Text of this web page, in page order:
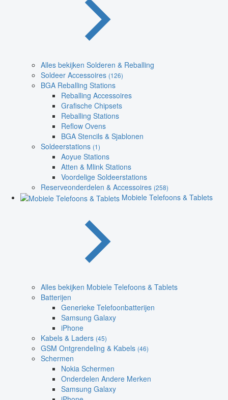
Alles bekijken Solderen & Reballing
Soldeer Accessoires (126)
BGA Reballing Stations
Reballing Accessoires
Grafische Chipsets
Reballing Stations
Reflow Ovens
BGA Stencils & Sjablonen
Soldeerstations (1)
Aoyue Stations
Atten & Mlink Stations
Voordelige Soldeerstations
Reserveonderdelen & Accessoires (258)
Mobiele Telefoons & Tablets
Alles bekijken Mobiele Telefoons & Tablets
Batterijen
Generieke Telefoonbatterijen
Samsung Galaxy
iPhone
Kabels & Laders (45)
GSM Ontgrendeling & Kabels (46)
Schermen
Nokia Schermen
Onderdelen Andere Merken
Samsung Galaxy